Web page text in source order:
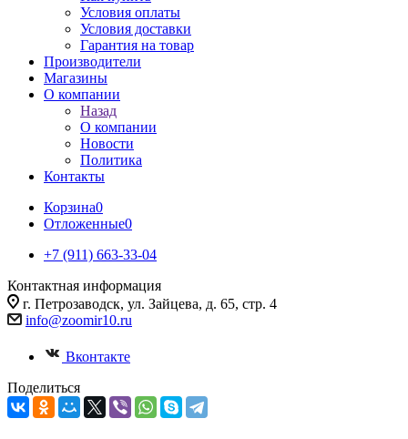
Условия оплаты
Условия доставки
Гарантия на товар
Производители
Магазины
О компании
Назад
О компании
Новости
Политика
Контакты
Корзина0
Отложенные0
+7 (911) 663-33-04
Контактная информация
г. Петрозаводск, ул. Зайцева, д. 65, стр. 4
info@zoomir10.ru
Вконтакте
Поделиться